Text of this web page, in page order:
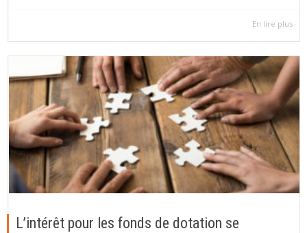
En lire plus
L’intérêt pour les fonds de dotation se